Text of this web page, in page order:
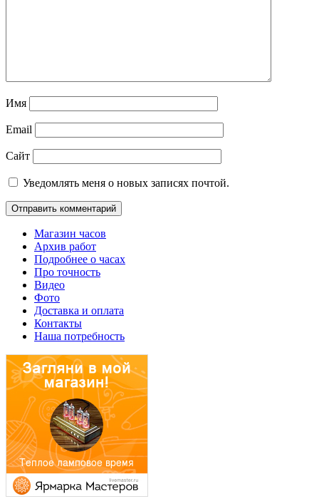
Имя
Email
Сайт
Уведомлять меня о новых записях почтой.
Магазин часов
Архив работ
Подробнее о часах
Про точность
Видео
Фото
Доставка и оплата
Контакты
Наша потребность